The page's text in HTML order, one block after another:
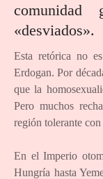
comunidad
«desviados».
Esta retórica no
Erdogan. Por
que la
Pero muchos
región tolerante
En el Imperio
Hungría hasta